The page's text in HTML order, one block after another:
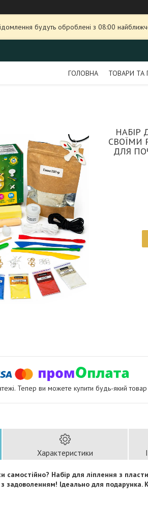
будуть оброблені з 08:00
ГОЛОВНА ТОВАРИ ТА
НАБІР
СВОЇМИ
ДЛЯ
Тепер ви можете купити будь-який
Характеристики
самостійно? Набір для ліплення з
з задоволенням! Ідеально для подарунка.